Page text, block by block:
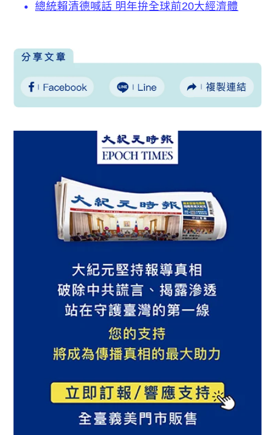
總統賴清德喊話 明年拚全球前20大經濟體